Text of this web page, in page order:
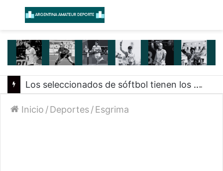
Menú
Los seleccionados de sóftbol tienen los convocados para los Juegos Suramericanos 2026
Inicio /Deportes/Esgrima